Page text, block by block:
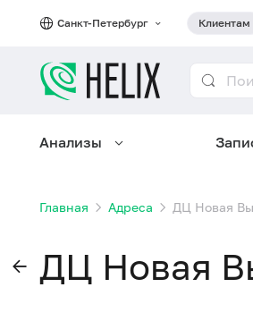
Санкт-Петербург Клиентам
Анализы
Главная Адреса ДЦ Новая
ДЦ Новая